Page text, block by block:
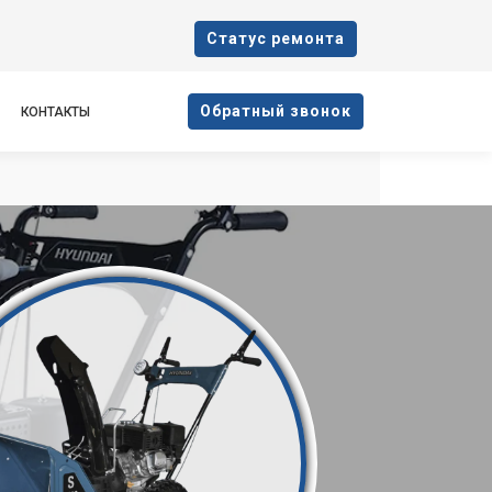
Cтатус ремонта
КОНТАКТЫ Oбратный звонок